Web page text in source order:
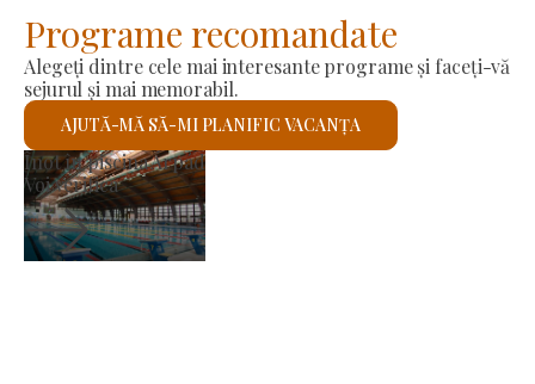
Programe recomandate
Alegeți dintre cele mai interesante programe și faceți-vă
sejurul și mai memorabil.
AJUTĂ-MĂ SĂ-MI PLANIFIC VACANȚA